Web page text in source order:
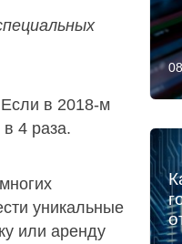
Если в 2018-м
4 раза.
уникальные
или аренду